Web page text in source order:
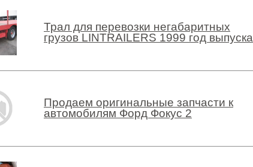
Трал для перевозки негабаритных
грузов LINTRAILERS 1999 год выпуска
Продаем оригинальные запчасти к
автомобилям Форд Фокус 2